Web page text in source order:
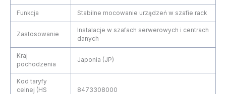
Funkcja Stabilne mocowanie urządzeń w szafie rack
Zastosowanie
Instalacje w szafach serwerowych i centrach
danych
Kraj
pochodzenia
Japonia (JP)
Kod taryfy
celnej (HS
8473308000